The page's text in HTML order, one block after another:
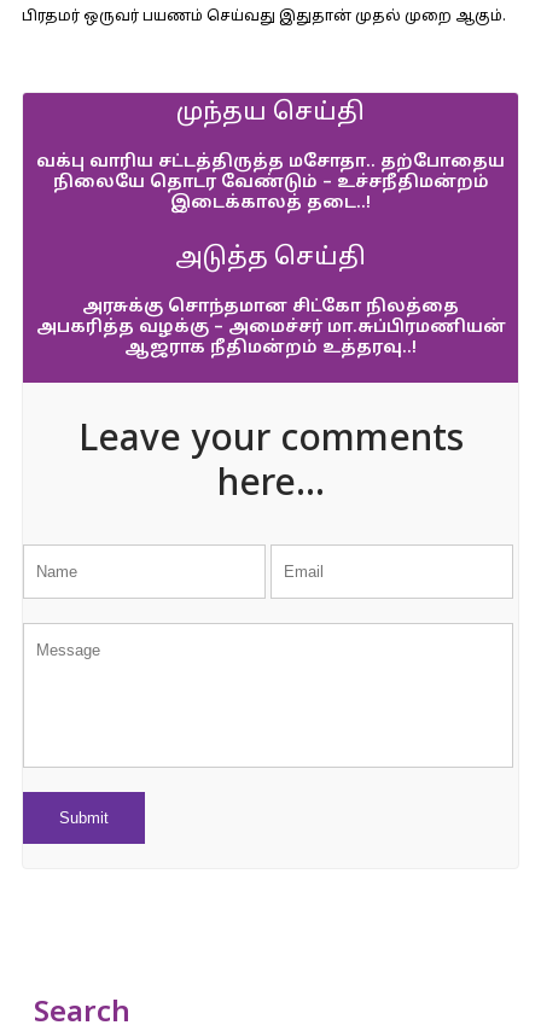
பிரதமர் ஒருவர் பயணம் செய்வது இதுதான் முதல் முறை ஆகும்.
முந்தய செய்தி
வக்பு வாரிய சட்டத்திருத்த மசோதா.. தற்போதைய
நிலையே தொடர வேண்டும் – உச்சநீதிமன்றம்
இடைக்காலத் தடை..!
அடுத்த செய்தி
அரசுக்கு சொந்தமான சிட்கோ நிலத்தை
அபகரித்த வழக்கு – அமைச்சர் மா.சுப்பிரமணியன்
ஆஜராக நீதிமன்றம் உத்தரவு..!
Leave your comments
here...
Search